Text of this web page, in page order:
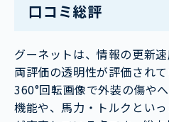
口コミ総評
グーネットは、情報の更新
両評価の透明性が評価されて
360°回転画像で外装の傷や
機能や、馬力・トルクとい